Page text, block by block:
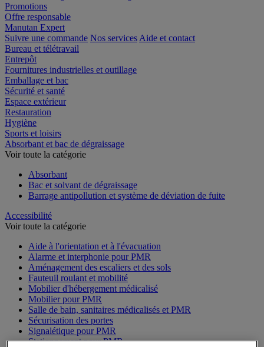
Promotions
Offre responsable
Manutan Expert
Suivre une commande Nos services Aide et contact
Bureau et télétravail
Entrepôt
Fournitures industrielles et outillage
Emballage et bac
Sécurité et santé
Espace extérieur
Restauration
Hygiène
Sports et loisirs
Absorbant et bac de dégraissage
Voir toute la catégorie
Absorbant
Bac et solvant de dégraissage
Barrage antipollution et système de déviation de fuite
Accessibilité
Voir toute la catégorie
Aide à l'orientation et à l'évacuation
Alarme et interphonie pour PMR
Aménagement des escaliers et des sols
Fauteuil roulant et mobilité
Mobilier d'hébergement médicalisé
Mobilier pour PMR
Salle de bain, sanitaires médicalisés et PMR
Sécurisation des portes
Signalétique pour PMR
Stationnement pour PMR